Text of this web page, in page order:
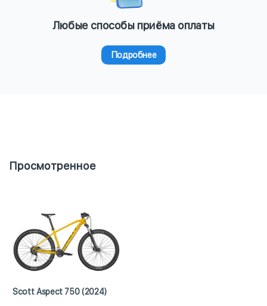
Любые способы приёма оплаты
Подробнее
Просмотренное
Scott Aspect 750 (2024)